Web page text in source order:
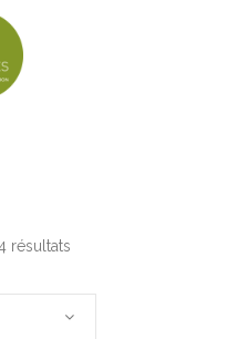
résultats